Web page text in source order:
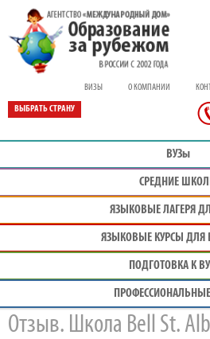
О КОМПАНИИ
ВИЗЫ
ВЫБРАТЬ СТРАНУ
ВУЗы
СРЕДНИЕ
ЯЗЫКОВЫЕ ЛАГЕРЯ
ЯЗЫКОВЫЕ КУРСЫ ДЛЯ
ПОДГОТОВКА К
ПРОФЕССИОНАЛЬНЫЕ
Отзыв. Школа Bell St.